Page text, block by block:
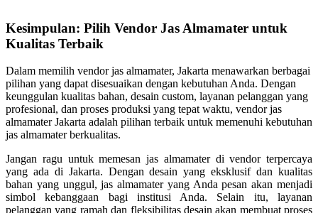
Kesimpulan: Pilih Vendor Jas Almamater untuk
Kualitas Terbaik
Dalam memilih vendor jas almamater, Jakarta menawarkan berbagai
pilihan yang dapat disesuaikan dengan kebutuhan Anda. Dengan
keunggulan kualitas bahan, desain custom, layanan pelanggan yang
profesional, dan proses produksi yang tepat waktu, vendor jas
almamater Jakarta adalah pilihan terbaik untuk memenuhi kebutuhan
jas almamater berkualitas.
Jangan ragu untuk memesan jas almamater di vendor terpercaya
yang ada di Jakarta. Dengan desain yang eksklusif dan kualitas
bahan yang unggul, jas almamater yang Anda pesan akan menjadi
simbol kebanggaan bagi institusi Anda. Selain itu, layanan
pelanggan yang ramah dan fleksibilitas desain akan membuat proses